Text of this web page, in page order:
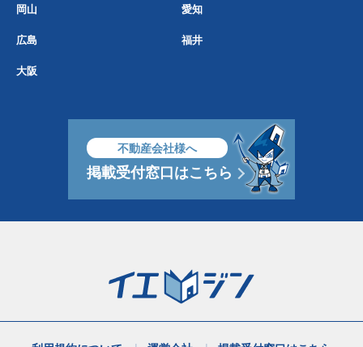
岡山 愛知
広島 福井
大阪
不動産会社様へ
掲載受付窓口はこちら